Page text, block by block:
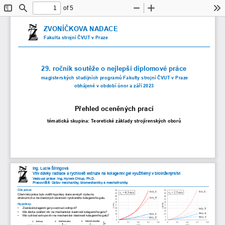
ToggleFind
of 5
Zoom
ZVONÍČKOVA NADACE
Fakulta strojní ČVUT v Praze
29. ročník soutěže o nejlepší diplomové práce
magisterských studijních programů Fakulty strojní ČVUT v Praze
obhájené v období únor a září 2023
Přehled oceněných prací
tématická skupina: Teoretické základy strojírenských oborů
Ing. Lucie Šilingová
Vliv dávky radiace a rychlosti extruze na kolagenní gel využitelný v bioinženýrství
Vedoucí práce: Ing. Hynek Chlup, Ph.D.
Pracoviště: Ústav mechaniky, biomechaniky a mechatroniky
Cíle práce:
Cílem této práce bylo ověřit hypotézy stanovené při výzkumu
strukturních a mechanických vlastností vyrobeného kolagenního gelu.
•
Zůstává kolagenní gel po extruzi izotropní?
•
Má dávka ozáření vliv na mechanické vlastnosti kolagenního gelu?
•
Má rychlost extruze vliv na mechanické vlastnosti kolagenního gelu?
Hypotézy: